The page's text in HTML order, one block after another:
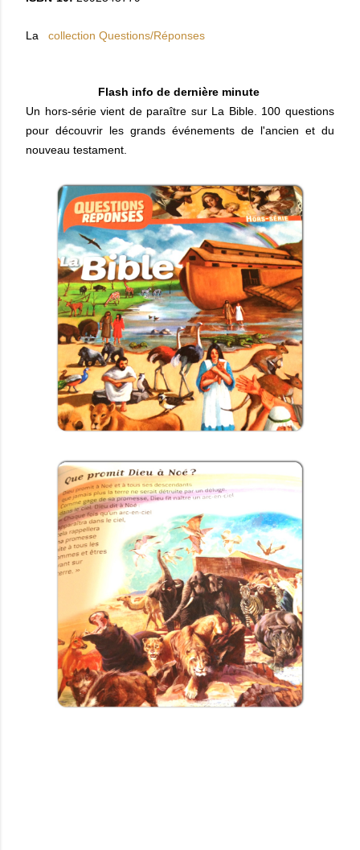
La collection Questions/Réponses
Flash info de dernière minute
Un hors-série vient de paraître sur La Bible. 100 questions
pour découvrir les grands événements de l'ancien et du
nouveau testament.